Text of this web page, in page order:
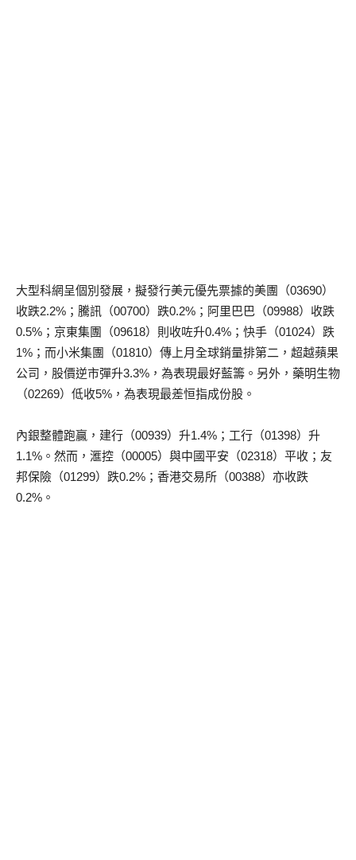
大型科網呈個別發展，擬發行美元優先票據的美團（03690）
收跌2.2%；騰訊（00700）跌0.2%；阿里巴巴（09988）收跌
0.5%；京東集團（09618）則收咗升0.4%；快手（01024）跌
1%；而小米集團（01810）傳上月全球銷量排第二，超越蘋果
公司，股價逆市彈升3.3%，為表現最好藍籌。另外，藥明生物
（02269）低收5%，為表現最差恒指成份股。
內銀整體跑贏，建行（00939）升1.4%；工行（01398）升
1.1%。然而，滙控（00005）與中國平安（02318）平收；友
邦保險（01299）跌0.2%；香港交易所（00388）亦收跌
0.2%。